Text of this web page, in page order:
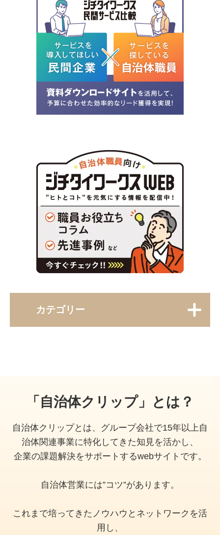
カテゴリー
「自治体クリップ」とは？
自治体クリップとは、グループ会社で15年以上自
治体関連事業に特化してきた知見を活かし、
企業の課題解決をサポートするwebサイトです。
自治体営業には”コツ”があります。
これまで培ってきたノウハウとネットワークを活
用し、